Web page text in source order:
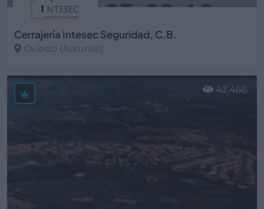
Cerrajería Intesec Seguridad, C.B.
Oviedo (Asturias)
Ver más
42.466